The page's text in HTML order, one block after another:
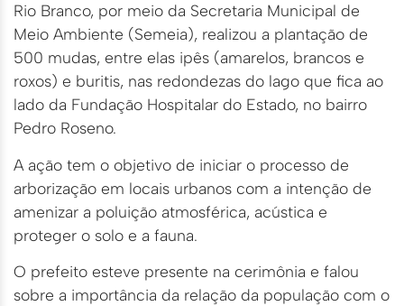
Rio Branco, por meio da Secretaria Municipal de
Meio Ambiente (Semeia), realizou a plantação de
500 mudas, entre elas ipês (amarelos, brancos e
roxos) e buritis, nas redondezas do lago que fica ao
lado da Fundação Hospitalar do Estado, no bairro
Pedro Roseno.
A ação tem o objetivo de iniciar o processo de
arborização em locais urbanos com a intenção de
amenizar a poluição atmosférica, acústica e
proteger o solo e a fauna.
O prefeito esteve presente na cerimônia e falou
sobre a importância da relação da população com o